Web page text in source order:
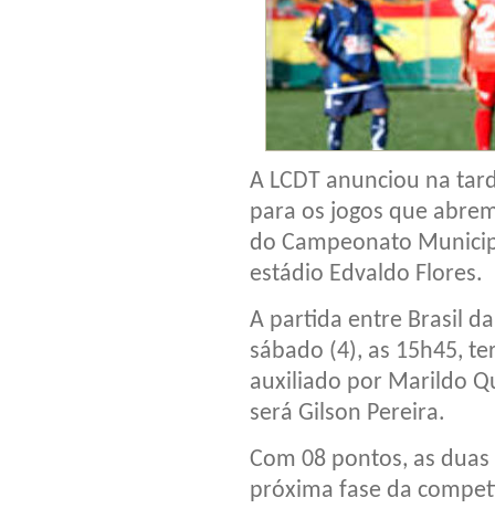
A LCDT anunciou na
para os jogos que
do Campeonato
estádio Edvaldo Flores.
A partida entre Brasil
sábado (4), as 15h45,
auxiliado por Marildo
será Gilson Pereira.
Com 08 pontos, as
próxima fase da